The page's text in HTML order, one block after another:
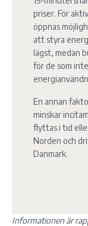
priser. För
öppnas
att styra
lägst, medan
för de som
En annan
minskar
flyttas i tid
Norden och
Danmark.
Informationen är